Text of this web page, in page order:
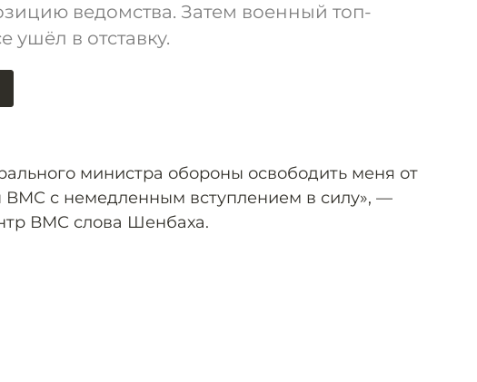
ведомства. Затем военный топ-
ушёл в отставку.
министра обороны освободить меня от
ВМС с немедленным вступлением в силу», —
ВМС слова Шенбаха.